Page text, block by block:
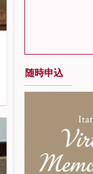
随時申込